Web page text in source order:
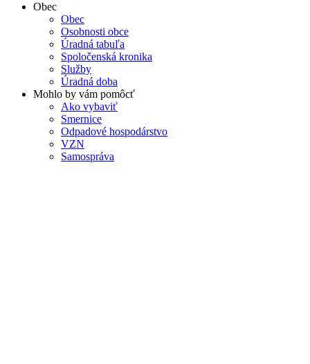
Obec
Obec
Osobnosti obce
Úradná tabuľa
Spoločenská kronika
Služby
Úradná doba
Mohlo by vám pomôcť
Ako vybaviť
Smernice
Odpadové hospodárstvo
VZN
Samospráva